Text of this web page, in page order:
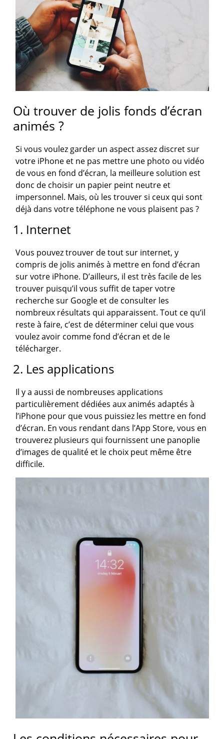
Où trouver de jolis fonds d’écran
animés ?
Si vous voulez garder un aspect assez discret sur
votre iPhone et ne pas mettre une photo ou vidéo
de vous en fond d’écran, la meilleure solution est
donc de choisir un papier peint neutre et
impersonnel. Mais, où les trouver si ceux qui sont
déjà dans votre téléphone ne vous plaisent pas ?
1. Internet
Vous pouvez trouver de tout sur internet, y
compris de jolis animés à mettre en fond d’écran
sur votre iPhone. D’ailleurs, il est très facile de les
trouver puisqu’il vous suffit de taper votre
recherche sur Google et de consulter les
nombreux résultats qui apparaissent. Tout ce qu’il
reste à faire, c’est de déterminer celui que vous
voulez avoir comme fond d’écran et de le
télécharger.
2. Les applications
Il y a aussi de nombreuses applications
particulièrement dédiées aux animés adaptés à
l’iPhone pour que vous puissiez les mettre en fond
d’écran. En vous rendant dans l’App Store, vous en
trouverez plusieurs qui fournissent une panoplie
d’images de qualité et le choix peut même être
difficile.